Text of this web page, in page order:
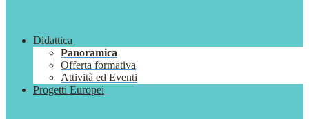
Didattica
Panoramica
Offerta formativa
Attività ed Eventi
Progetti Europei